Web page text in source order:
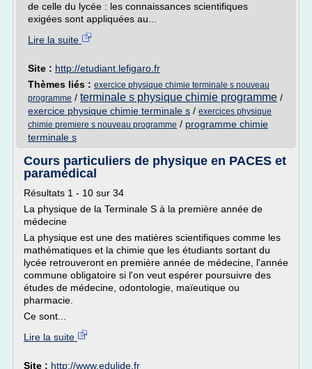
de celle du lycée : les connaissances scientifiques
exigées sont appliquées au...
Lire la suite
Site : http://etudiant.lefigaro.fr
Thèmes liés : exercice physique chimie terminale s nouveau
programme / terminale s physique chimie programme /
exercice physique chimie terminale s / exercices physique
chimie premiere s nouveau programme / programme chimie
terminale s
Cours particuliers de physique en PACES et
paramédical
Résultats 1 - 10 sur 34
La physique de la Terminale S à la première année de
médecine
La physique est une des matières scientifiques comme les
mathématiques et la chimie que les étudiants sortant du
lycée retrouveront en première année de médecine, l'année
commune obligatoire si l'on veut espérer poursuivre des
études de médecine, odontologie, maïeutique ou
pharmacie.
Ce sont...
Lire la suite
Site : http://www.edulide.fr